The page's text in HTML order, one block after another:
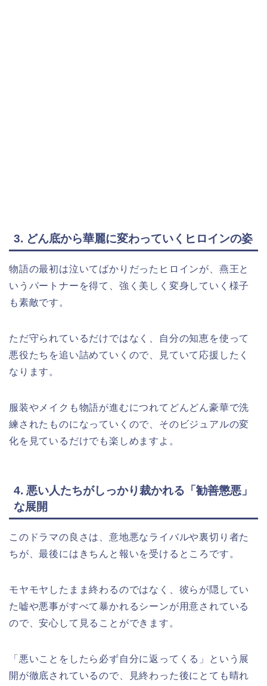
3. どん底から華麗に変わっていくヒロインの姿
物語の最初は泣いてばかりだったヒロインが、燕王と
いうパートナーを得て、強く美しく変身していく様子
も素敵です。
ただ守られているだけではなく、自分の知恵を使って
悪役たちを追い詰めていくので、見ていて応援したく
なります。
服装やメイクも物語が進むにつれてどんどん豪華で洗
練されたものになっていくので、そのビジュアルの変
化を見ているだけでも楽しめますよ。
4. 悪い人たちがしっかり裁かれる「勧善懲悪」
な展開
このドラマの良さは、意地悪なライバルや裏切り者た
ちが、最後にはきちんと報いを受けるところです。
モヤモヤしたまま終わるのではなく、彼らが隠してい
た嘘や悪事がすべて暴かれるシーンが用意されている
ので、安心して見ることができます。
「悪いことをしたら必ず自分に返ってくる」という展
開が徹底されているので、見終わった後にとても晴れ